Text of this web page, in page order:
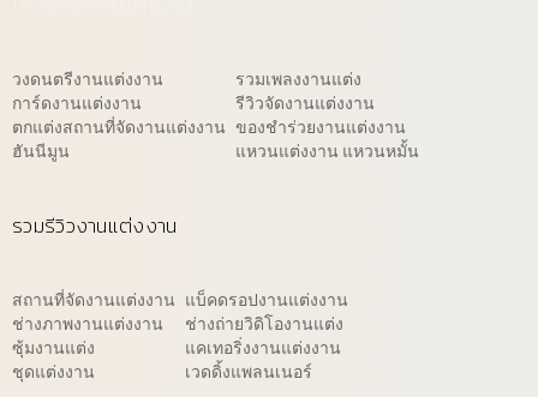
วงดนตรีงานแต่งงาน
การ์ดงานแต่งงาน
ตกแต่งสถานที่จัดงานแต่งงาน
ฮันนีมูน
รวมเพลงงานแต่ง
รีวิวจัดงานแต่งงาน
ของชำร่วยงานแต่งงาน
แหวนแต่งงาน แหวนหมั้น
รวมรีวิวงานแต่งงาน
สถานที่จัดงานแต่งงาน
ช่างภาพงานแต่งงาน
ซุ้มงานแต่ง
ชุดแต่งงาน
แบ็คดรอปงานแต่งงาน
ช่างถ่ายวิดิโองานแต่ง
แคเทอริ่งงานแต่งงาน
เวดดิ้งแพลนเนอร์